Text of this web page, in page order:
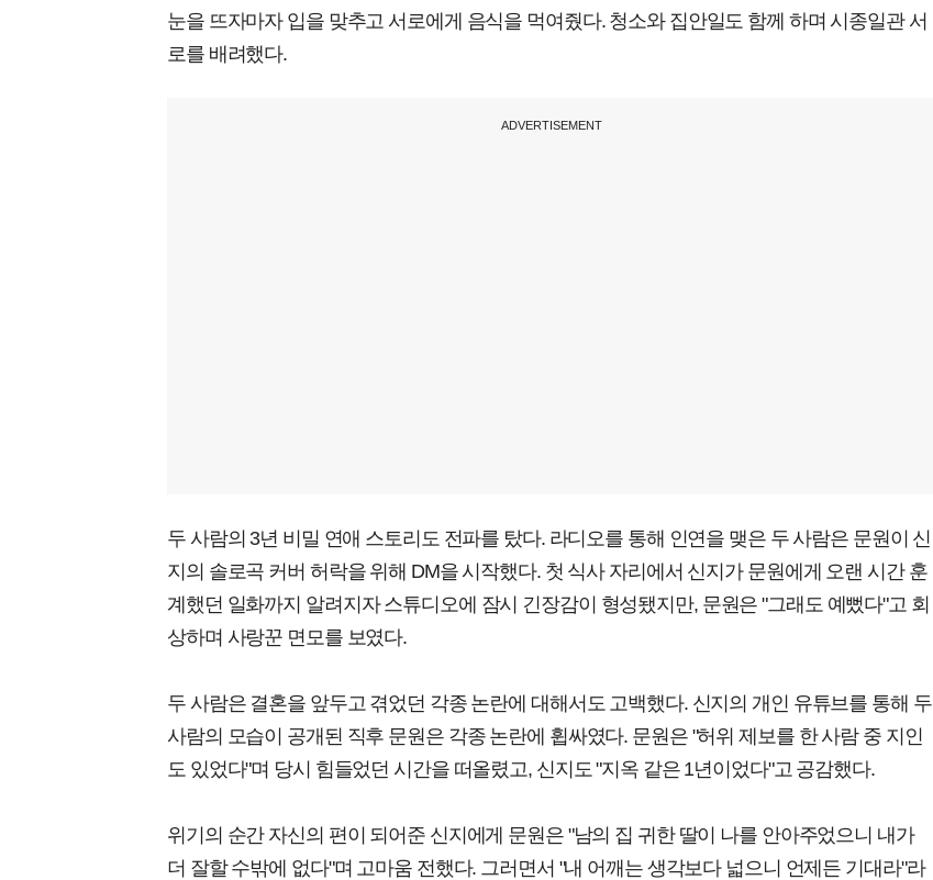
눈을 뜨자마자 입을 맞추고 서로에게 음식을 먹여줬다. 청소와 집안일도 함께 하며 시종일관 서
로를 배려했다.
ADVERTISEMENT
두 사람의 3년 비밀 연애 스토리도 전파를 탔다. 라디오를 통해 인연을 맺은 두 사람은 문원이 신
지의 솔로곡 커버 허락을 위해 DM을 시작했다. 첫 식사 자리에서 신지가 문원에게 오랜 시간 훈
계했던 일화까지 알려지자 스튜디오에 잠시 긴장감이 형성됐지만, 문원은 "그래도 예뻤다"고 회
상하며 사랑꾼 면모를 보였다.
두 사람은 결혼을 앞두고 겪었던 각종 논란에 대해서도 고백했다. 신지의 개인 유튜브를 통해 두
사람의 모습이 공개된 직후 문원은 각종 논란에 휩싸였다. 문원은 "허위 제보를 한 사람 중 지인
도 있었다"며 당시 힘들었던 시간을 떠올렸고, 신지도 "지옥 같은 1년이었다"고 공감했다.
위기의 순간 자신의 편이 되어준 신지에게 문원은 "남의 집 귀한 딸이 나를 안아주었으니 내가
더 잘할 수밖에 없다"며 고마움 전했다. 그러면서 "내 어깨는 생각보다 넓으니 언제든 기대라"라